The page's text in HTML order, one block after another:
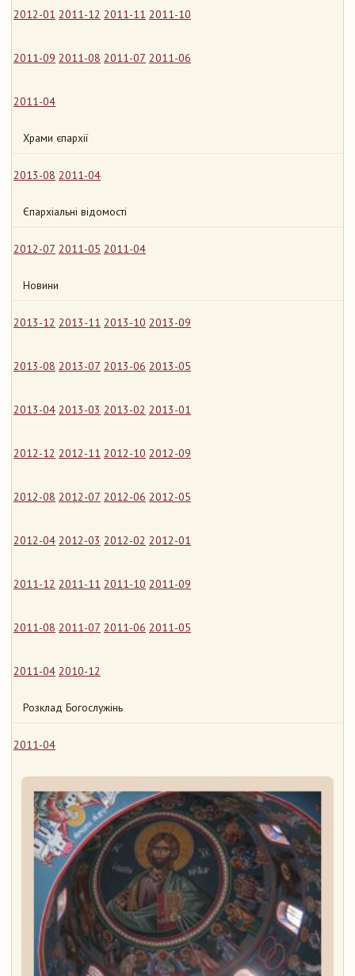
2012-01 2011-12 2011-11 2011-10
2011-09 2011-08 2011-07 2011-06
2011-04
Храми єпархії
2013-08 2011-04
Єпархіальні відомості
2012-07 2011-05 2011-04
Новини
2013-12 2013-11 2013-10 2013-09
2013-08 2013-07 2013-06 2013-05
2013-04 2013-03 2013-02 2013-01
2012-12 2012-11 2012-10 2012-09
2012-08 2012-07 2012-06 2012-05
2012-04 2012-03 2012-02 2012-01
2011-12 2011-11 2011-10 2011-09
2011-08 2011-07 2011-06 2011-05
2011-04 2010-12
Розклад Богослужінь
2011-04